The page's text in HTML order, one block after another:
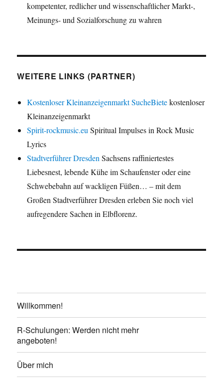
kompetenter, redlicher und wissenschaftlicher Markt-,
Meinungs- und Sozialforschung zu wahren
WEITERE LINKS (PARTNER)
Kostenloser Kleinanzeigenmarkt SucheBietekostenloser
Kleinanzeigenmarkt
Spirit-rockmusic.eu Spiritual Impulses in Rock Music
Lyrics
Stadtverführer Dresden Sachsens raffiniertestes
Liebesnest, lebende Kühe im Schaufenster oder eine
Schwebebahn auf wackligen Füßen… – mit dem
Großen Stadtverführer Dresden erleben Sie noch viel
aufregendere Sachen in Elbflorenz.
Willkommen!
R-Schulungen: Werden nicht mehr
angeboten!
Über mich